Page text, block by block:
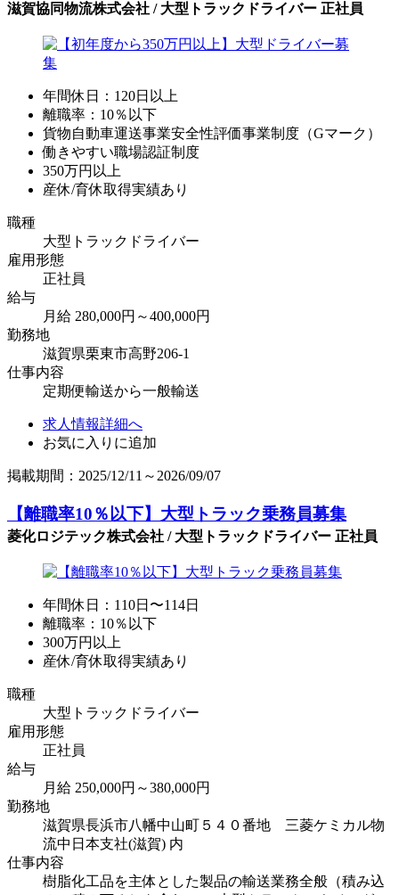
滋賀協同物流株式会社 / 大型トラックドライバー 正社員
年間休日：120日以上
離職率：10％以下
貨物自動車運送事業安全性評価事業制度（Gマーク）
働きやすい職場認証制度
350万円以上
産休/育休取得実績あり
職種
大型トラックドライバー
雇用形態
正社員
給与
月給 280,000円～400,000円
勤務地
滋賀県栗東市高野206-1
仕事内容
定期便輸送から一般輸送
求人情報詳細へ
お気に入りに追加
掲載期間：2025/12/11～2026/09/07
【離職率10％以下】大型トラック乗務員募集
菱化ロジテック株式会社 / 大型トラックドライバー 正社員
年間休日：110日〜114日
離職率：10％以下
300万円以上
産休/育休取得実績あり
職種
大型トラックドライバー
雇用形態
正社員
給与
月給 250,000円～380,000円
勤務地
滋賀県長浜市八幡中山町５４０番地 三菱ケミカル物
流中日本支社(滋賀) 内
仕事内容
樹脂化工品を主体とした製品の輸送業務全般（積み込